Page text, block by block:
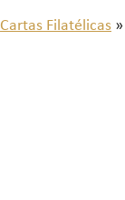
Cartas Filatélicas »